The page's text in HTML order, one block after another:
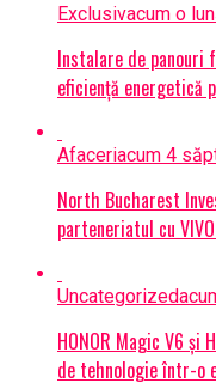
Exclusivacum o
Instalare de panouri
eficiență energetică
Afaceriacum 4
North Bucharest
parteneriatul cu
Uncategorized
HONOR Magic V6 și
de tehnologie într-o